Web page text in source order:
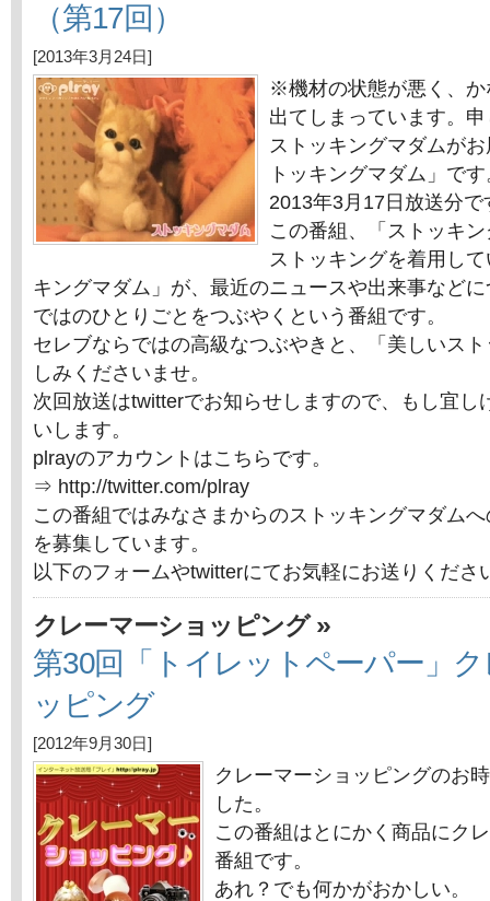
（第17回）
[2013年3月24日]
※機材の状態が悪く、
出てしまっています。
ストッキングマダムが
トッキングマダム」で
2013年3月17日放送分で
この番組、「ストッキ
ストッキングを着用し
キングマダム」が、最近のニュースや出来事など
ではのひとりごとをつぶやくという番組です。
セレブならではの高級なつぶやきと、「美しいス
しみくださいませ。
次回放送はtwitterでお知らせしますので、もし宜し
いします。
plrayのアカウントはこちらです。
⇒ http://twitter.com/plray
この番組ではみなさまからのストッキングマダム
を募集しています。
以下のフォームやtwitterにてお気軽にお送りくださ
クレーマーショッピング»
第30回「トイレットペーパー」
ッピング
[2012年9月30日]
クレーマーショッピングのお
した。
この番組はとにかく商品にク
番組です。
あれ？でも何かがおかしい。